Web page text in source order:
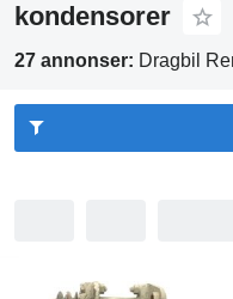
kondensorer
27 annonser: Dragbil